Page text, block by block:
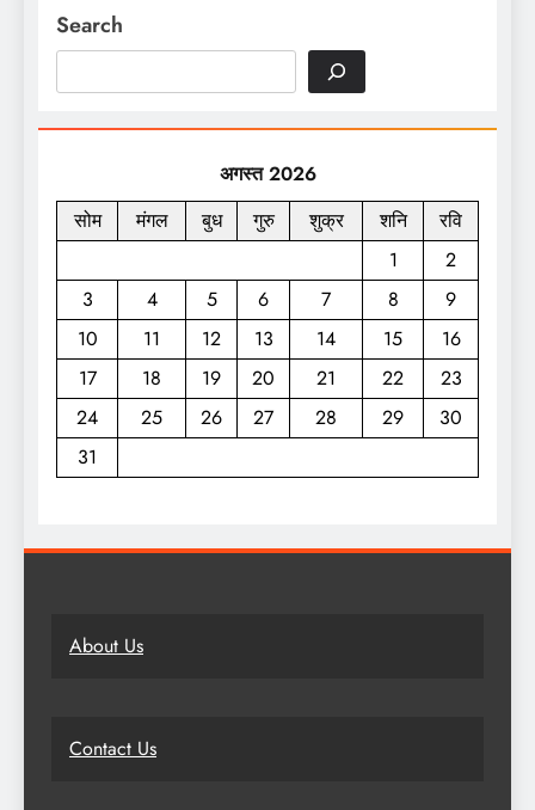
Search
अगस्त 2026
सोम
मंगल बुध गुरु शुक्र शनि
रवि
1
2
3
4 5 6 7 8
9
10
11 12 13 14 15
16
17
18 19 20 21 22
23
24
25 26 27 28 29
30
31
About Us
Contact Us